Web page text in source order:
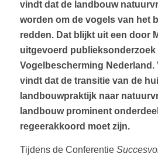
vindt dat de landbouw
worden om de vogels van het
redden. Dat blijkt uit een door
uitgevoerd
Vogelbescherming Nederland.
vindt dat de transitie van de
landbouwpraktijk naar
landbouw prominent
regeerakkoord moet zijn.
Tijdens de Conferentie